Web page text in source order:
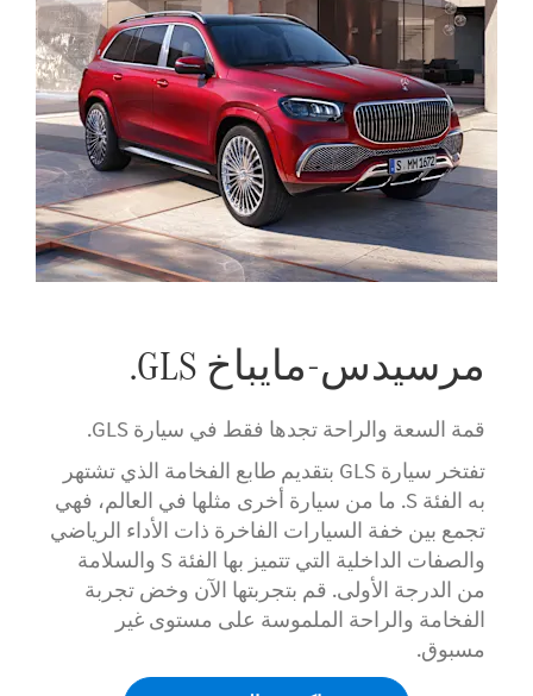
مرسيدس-مايباخ GLS.
قمة السعة والراحة تجدها فقط في سيارة GLS.
تفتخر سيارة GLS بتقديم طابع الفخامة الذي تشتهر
به الفئة S. ما من سيارة أخرى مثلها في العالم، فهي
تجمع بين خفة السيارات الفاخرة ذات الأداء الرياضي
والصفات الداخلية التي تتميز بها الفئة S والسلامة
من الدرجة الأولى. قم بتجربتها الآن وخض تجربة
الفخامة والراحة الملموسة على مستوى غير
مسبوق.